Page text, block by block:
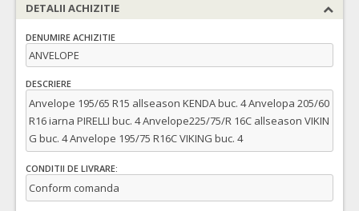
DETALII ACHIZITIE
DENUMIRE ACHIZITIE
ANVELOPE
DESCRIERE
Anvelope 195/65 R15 allseason KENDA buc. 4 Anvelopa 205/60
R16 iarna PIRELLI buc. 4 Anvelope225/75/R 16C allseason VIKIN
G buc. 4 Anvelope 195/75 R16C VIKING buc. 4
CONDITII DE LIVRARE:
Conform comanda